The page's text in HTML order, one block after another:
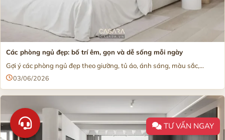
Các phòng ngủ đẹp: bố trí êm, gọn và dễ sống mỗi ngày
Gợi ý các phòng ngủ đẹp theo giường, tủ áo, ánh sáng, màu sắc,...
03/06/2026
TƯ VẤN NGAY